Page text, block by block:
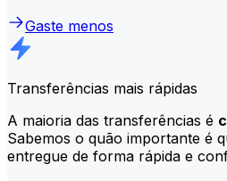
Gaste menos
Transferências mais rápidas
A maioria das transferências é
Sabemos o quão importante é
entregue de forma rápida e